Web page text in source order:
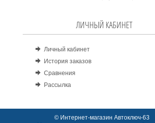
ЛИЧНЫЙ КАБИНЕТ
Личный кабинет
История заказов
Сравнения
Рассылка
© Интернет-магазин Автоключ-63